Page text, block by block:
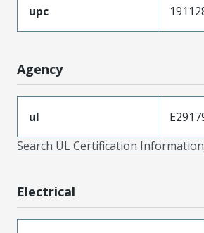
upc
Agency
ul
Search UL Certification Information
Electrical